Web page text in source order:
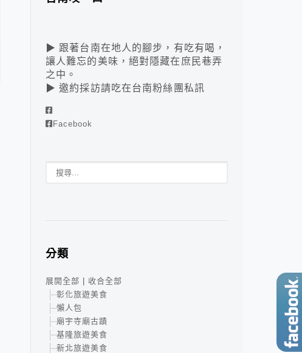
▶ 跟著台南在地人的腳步，有吃有喝，
讓人難忘的美味，絕對隱藏在庶民巷弄
之中。
▶ 邀約採訪請吃在台南粉絲團私訊
Facebook
分類
展開全部
收合全部
彰化旅遊美食
懶人包
廟宇寺廟古蹟
基隆旅遊美食
新北旅遊美食